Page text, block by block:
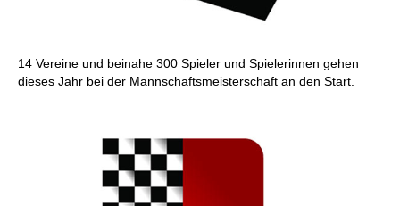
14 Vereine und beinahe 300 Spieler und Spielerinnen gehen
dieses Jahr bei der Mannschaftsmeisterschaft an den Start.